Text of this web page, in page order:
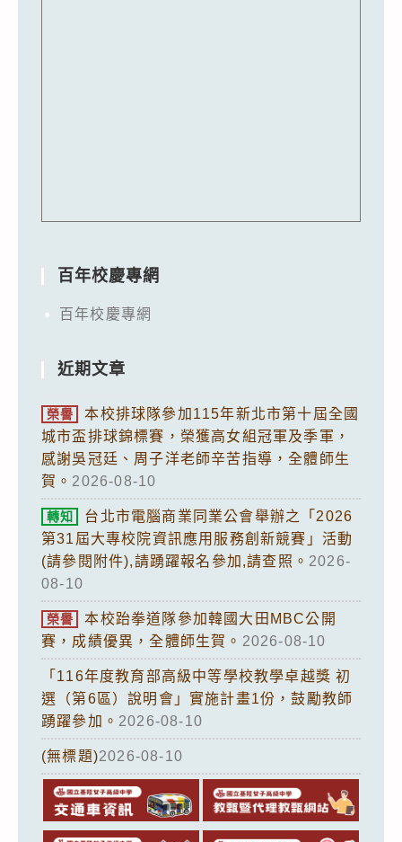
百年校慶專網
百年校慶專網
近期文章
榮譽
本校排球隊參加115年新北市第十屆全國
城市盃排球錦標賽，榮獲高女組冠軍及季軍，
感謝吳冠廷、周子洋老師辛苦指導，全體師生
賀。 2026-08-10
轉知
台北市電腦商業同業公會舉辦之「2026
第31屆大專校院資訊應用服務創新競賽」活動
(請參閱附件),請踴躍報名參加,請查照。 2026-
08-10
榮譽
本校跆拳道隊參加韓國大田MBC公開
賽，成績優異，全體師生賀。 2026-08-10
「116年度教育部高級中等學校教學卓越獎 初
選（第6區）說明會」實施計畫1份，鼓勵教師
踴躍參加。 2026-08-10
(無標題)2026-08-10